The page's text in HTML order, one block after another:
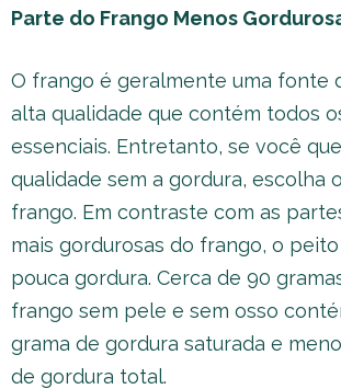
Parte do Frango Menos
O frango é geralmente uma fonte
alta qualidade que contém todos
essenciais. Entretanto, se você
qualidade sem a gordura, escolha
frango. Em contraste com as
mais gordurosas do frango, o
pouca gordura. Cerca de 90
frango sem pele e sem osso
grama de gordura saturada e
de gordura total.